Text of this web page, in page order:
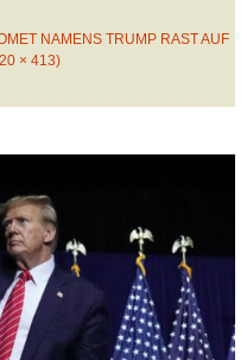
NAMENS TRUMP RAST AUF
× 413)